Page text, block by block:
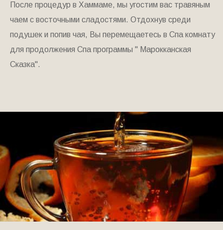
После процедур в Хаммаме, мы угостим вас травяным
чаем с восточными сладостями. Отдохнув среди
подушек и попив чая, Вы перемещаетесь в Спа комнату
для продолжения Спа программы " Марокканская
Сказка".